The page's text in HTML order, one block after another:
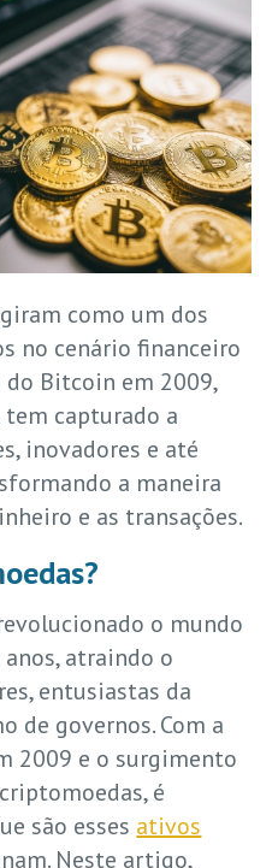
como um dos
no cenário financeiro
do Bitcoin em 2009,
capturado a
inovadores e até
a maneira
e as transações.
o mundo
atraindo o
entusiastas da
de governos. Com a
2009 e o surgimento
é
são esses ativos
Neste artigo,